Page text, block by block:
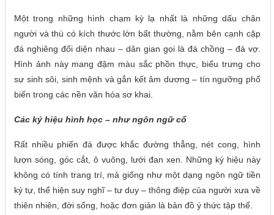
Một trong những hình chạm kỳ lạ nhất là những dấu chân
người và thú có kích thước lớn bất thường, nằm bên cạnh cặp
đá nghiêng đối diện nhau – dân gian gọi là đá chồng – đá vợ.
Hình ảnh này mang đậm màu sắc phồn thực, biểu trưng cho
sự sinh sôi, sinh mệnh và gắn kết âm dương – tín ngưỡng phổ
biến trong các nền văn hóa sơ khai.
Các ký hiệu hình học – như ngôn ngữ cổ
Rất nhiều phiến đá được khắc đường thẳng, nét cong, hình
lượn sóng, góc cắt, ô vuông, lưới đan xen. Những ký hiệu này
không có tính trang trí, mà giống như một dạng ngôn ngữ tiền
ký tự, thể hiện suy nghĩ – tư duy – thông điệp của người xưa về
thiên nhiên, đời sống, hoặc đơn giản là bản đồ ý thức tập thể.